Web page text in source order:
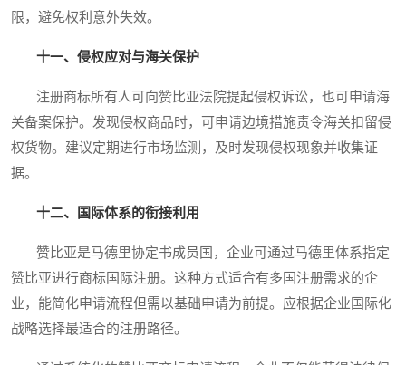
限，避免权利意外失效。
十一、侵权应对与海关保护
注册商标所有人可向赞比亚法院提起侵权诉讼，也可申请海
关备案保护。发现侵权商品时，可申请边境措施责令海关扣留侵
权货物。建议定期进行市场监测，及时发现侵权现象并收集证
据。
十二、国际体系的衔接利用
赞比亚是马德里协定书成员国，企业可通过马德里体系指定
赞比亚进行商标国际注册。这种方式适合有多国注册需求的企
业，能简化申请流程但需以基础申请为前提。应根据企业国际化
战略选择最适合的注册路径。